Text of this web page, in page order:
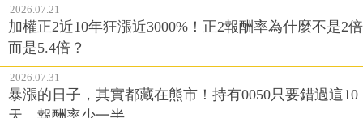
而是5.4倍？
2026.07.31
暴漲的日子，其實都藏在熊市！持有0050只要錯過這10
天，報酬率少一半